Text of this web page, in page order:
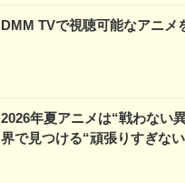
DMM TVで視聴可能なアニメ
2026年夏アニメは“戦わない
界で見つける“頑張りすぎな